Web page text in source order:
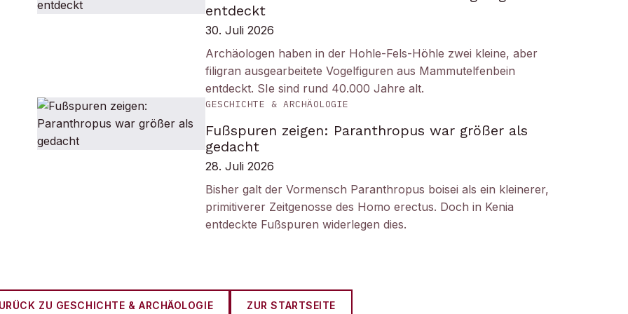
entdeckt
30. Juli 2026
Archäologen haben in der Hohle-Fels-Höhle zwei kleine, aber
filigran ausgearbeitete Vogelfiguren aus Mammutelfenbein
entdeckt. SIe sind rund 40.000 Jahre alt.
GESCHICHTE & ARCHÄOLOGIE
Fußspuren zeigen: Paranthropus war größer als
gedacht
28. Juli 2026
Bisher galt der Vormensch Paranthropus boisei als ein kleinerer,
primitiverer Zeitgenosse des Homo erectus. Doch in Kenia
entdeckte Fußspuren widerlegen dies.
ZU GESCHICHTE & ARCHÄOLOGIE ZUR STARTSEITE